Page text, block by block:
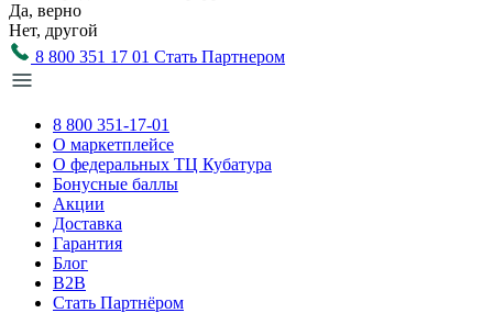
Да, верно
Нет, другой
8 800 351 17 01 Стать Партнером
8 800 351-17-01
О маркетплейсе
О федеральных ТЦ Кубатура
Бонусные баллы
Акции
Доставка
Гарантия
Блог
B2B
Стать Партнёром